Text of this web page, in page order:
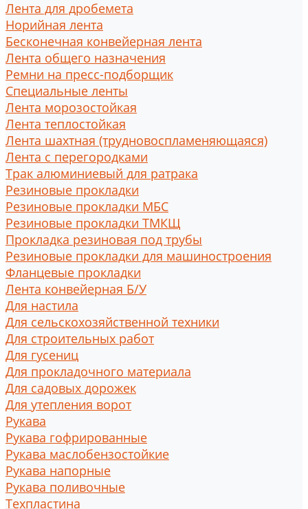
Лента для дробемета
Норийная лента
Бесконечная конвейерная лента
Лента общего назначения
Ремни на пресс-подборщик
Специальные ленты
Лента морозостойкая
Лента теплостойкая
Лента шахтная (трудновоспламеняющаяся)
Лента с перегородками
Трак алюминиевый для ратрака
Резиновые прокладки
Резиновые прокладки МБС
Резиновые прокладки ТМКЩ
Прокладка резиновая под трубы
Резиновые прокладки для машиностроения
Фланцевые прокладки
Лента конвейерная Б/У
Для настила
Для сельскохозяйственной техники
Для строительных работ
Для гусениц
Для прокладочного материала
Для садовых дорожек
Для утепления ворот
Рукава
Рукава гофрированные
Рукава маслобензостойкие
Рукава напорные
Рукава поливочные
Техпластина